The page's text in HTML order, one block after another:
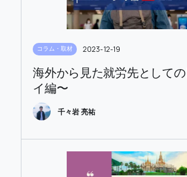
コラム・取材 2023-12-19
海外から見た就労先として
イ編〜
千々岩 亮祐